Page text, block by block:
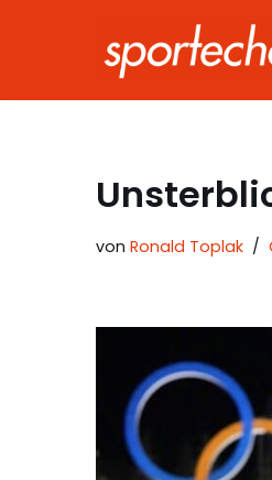
von Ronald Toplak